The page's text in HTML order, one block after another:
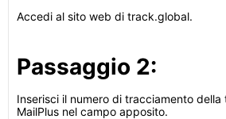
Accedi al sito web di track.global.
Passaggio 2:
Inserisci il numero di tracciamento
MailPlus nel campo apposito.